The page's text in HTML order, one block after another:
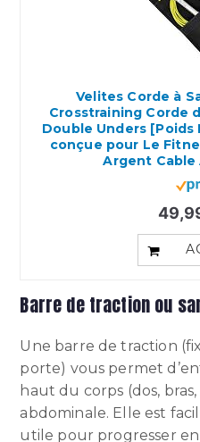
Velites Corde à
Crosstraining Corde
Double Unders [Poids
conçue pour Le
Argent Cable
Barre de traction ou
Une barre de traction
porte) vous permet
haut du corps (dos,
abdominale. Elle est
utile pour progresser en